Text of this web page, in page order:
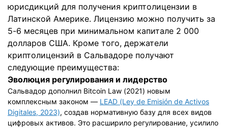
юрисдикций для получения криптолицензии в
Латинской Америке. Лицензию можно получить за
5-6 месяцев при минимальном капитале 2 000
долларов США. Кроме того, держатели
криптолицензий в Сальвадоре получают
следующие преимущества:
Эволюция регулирования и лидерство
Сальвадор дополнил Bitcoin Law (2021) новым
комплексным законом — LEAD (Ley de Emisión de Activos
Digitales, 2023), создав нормативную базу для всех видов
цифровых активов. Это расширило регулирование, усилило